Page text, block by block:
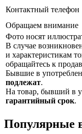
Контактный телефон
Обращаем внимание
Фото носят
В случае
и характеристикам
обращайтесь к
Бывшие в
подлежат.
На товар, бывший в
гарантийный срок.
Популярные